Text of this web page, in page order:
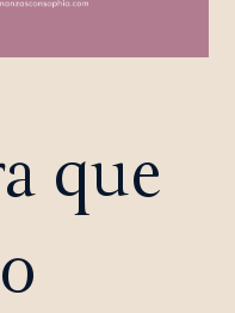
que